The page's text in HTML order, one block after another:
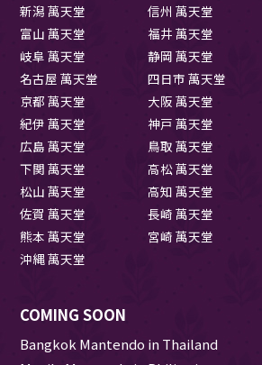
新潟 萬天堂
信州 萬天堂
富山 萬天堂
福井 萬天堂
岐阜 萬天堂
静岡 萬天堂
名古屋 萬天堂
四日市 萬天堂
京都 萬天堂
大阪 萬天堂
紀伊 萬天堂
神戸 萬天堂
広島 萬天堂
鳥取 萬天堂
下関 萬天堂
高松 萬天堂
松山 萬天堂
高知 萬天堂
佐賀 萬天堂
長崎 萬天堂
熊本 萬天堂
宮崎 萬天堂
沖縄 萬天堂
COMING SOON
Bangkok Mantendo in Thailand